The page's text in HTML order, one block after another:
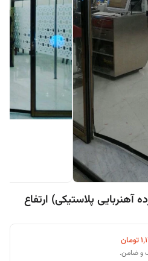
آهنربایی پلاستیکی) ارتفاع
تومان